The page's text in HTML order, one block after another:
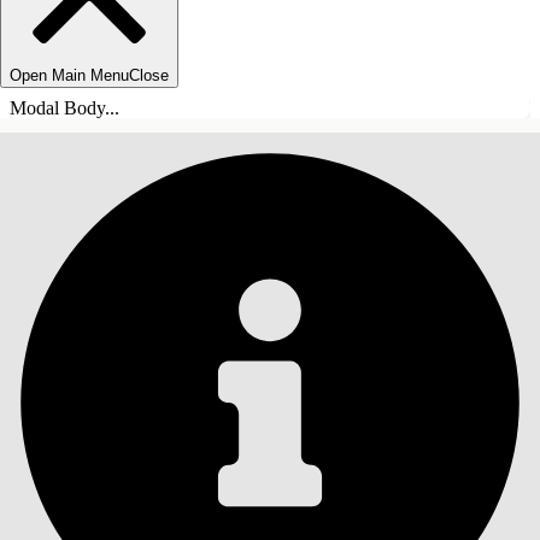
Open Main MenuClose
Modal Body...
Vis innholdsfortegnelse